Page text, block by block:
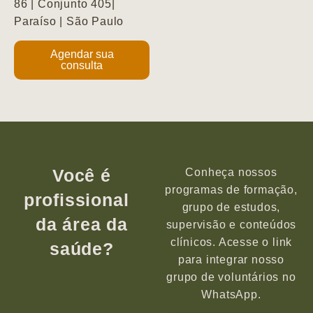
86 | Conjunto 405|
Paraíso | São Paulo
Agendar sua
consulta
Você é
profissional
da área da
saúde?
Conheça nossos
programas de formação,
grupo de estudos,
supervisão e conteúdos
clínicos. Acesse o link
para integrar nosso
grupo de voluntários no
WhatsApp.